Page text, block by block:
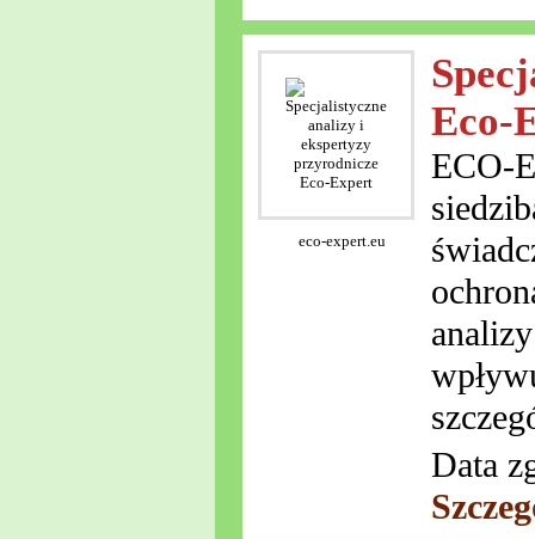
eco-expert.eu
Eco-
ECO-
Data